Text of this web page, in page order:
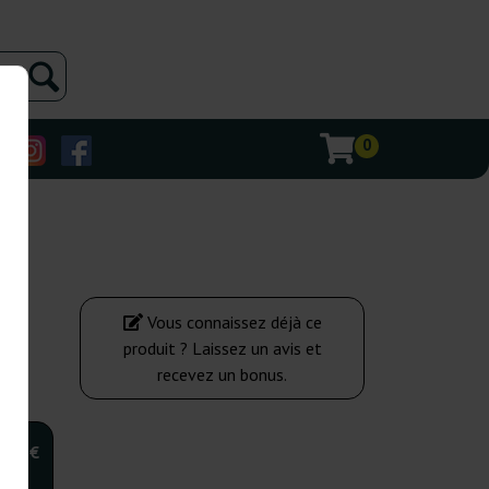
0
6,00 €
Vous connaissez déjà ce
produit ? Laissez un avis et
recevez un bonus.